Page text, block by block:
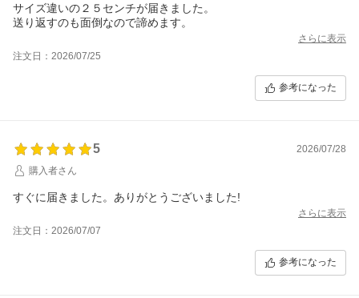
サイズ違いの２５センチが届きました。
送り返すのも面倒なので諦めます。
さらに表示
注文日：2026/07/25
参考になった
5
2026/07/28
購入者さん
すぐに届きました。ありがとうございました!
さらに表示
注文日：2026/07/07
参考になった